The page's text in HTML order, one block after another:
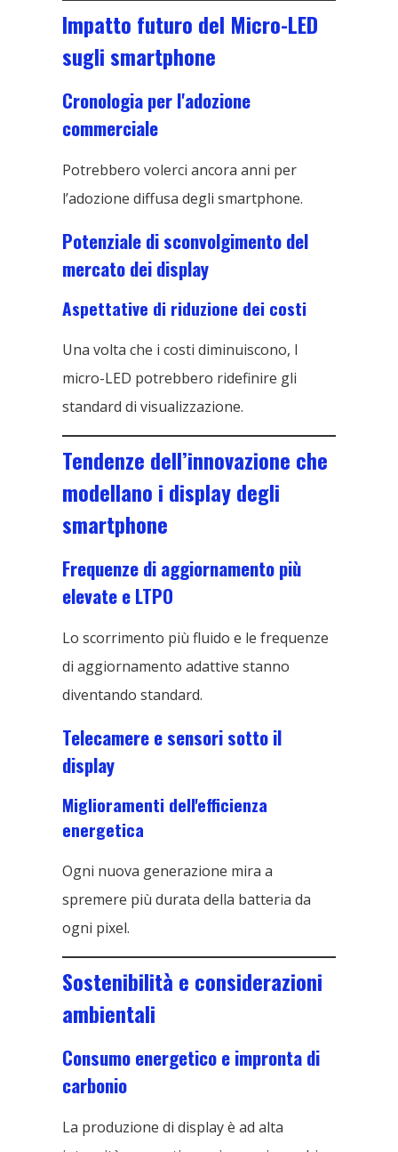
Impatto futuro del Micro-LED
sugli smartphone
Cronologia per l'adozione
commerciale
Potrebbero volerci ancora anni per
l’adozione diffusa degli smartphone.
Potenziale di sconvolgimento del
mercato dei display
Aspettative di riduzione dei costi
Una volta che i costi diminuiscono, I
micro-LED potrebbero ridefinire gli
standard di visualizzazione.
Tendenze dell’innovazione che
modellano i display degli
smartphone
Frequenze di aggiornamento più
elevate e LTPO
Lo scorrimento più fluido e le frequenze
di aggiornamento adattive stanno
diventando standard.
Telecamere e sensori sotto il
display
Miglioramenti dell'efficienza
energetica
Ogni nuova generazione mira a
spremere più durata della batteria da
ogni pixel.
Sostenibilità e considerazioni
ambientali
Consumo energetico e impronta di
carbonio
La produzione di display è ad alta